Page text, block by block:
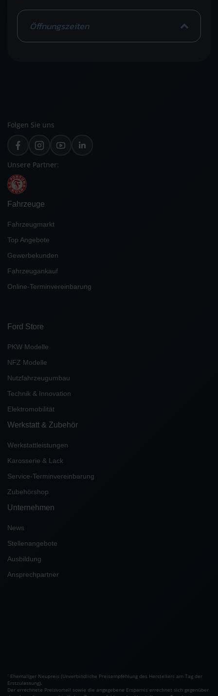
Öffnungszeiten
Folgen Sie uns
Unsere Partner:
Fahrzeuge
Fahrzeugmarkt
Top Angebote
Gewerbekunden
Fahrzeugankauf
Online-Terminvereinbarung
Ford Store
PKW Modelle
NFZ Modelle
Nutzfahrzeugumbau
Technik & Innovation
Elektromobilität
Werkstatt & Zubehör
Werkstattleistungen
Karosserie & Lack
Service-Terminvereinbarung
Zubehörshop
Unternehmen
News
Stellenangebote
Ausbildung
Ansprechpartner
1 Ehemaliger Neupreis (Unverbindliche Preisempfehlung des Herstellers am Tag der
Erstzulassung).
Der errechnete Preisvorteil sowie die angegebene Ersparnis errechnet sich gegenüber